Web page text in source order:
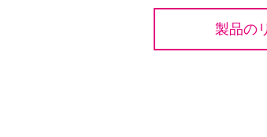
製品の